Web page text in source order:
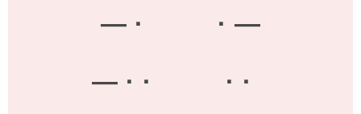
— ·
· —
— · ·
· ·